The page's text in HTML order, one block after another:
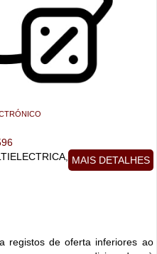
MAIS DETALHES
registos de oferta inferiores ao